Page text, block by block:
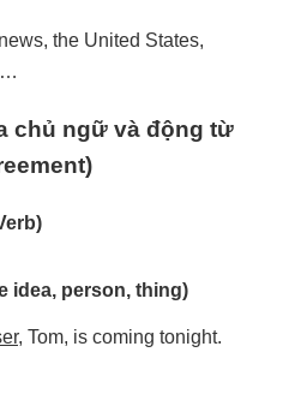
the United States,
chủ ngữ và động từ
idea, person, thing)
, Tom, is coming tonight.